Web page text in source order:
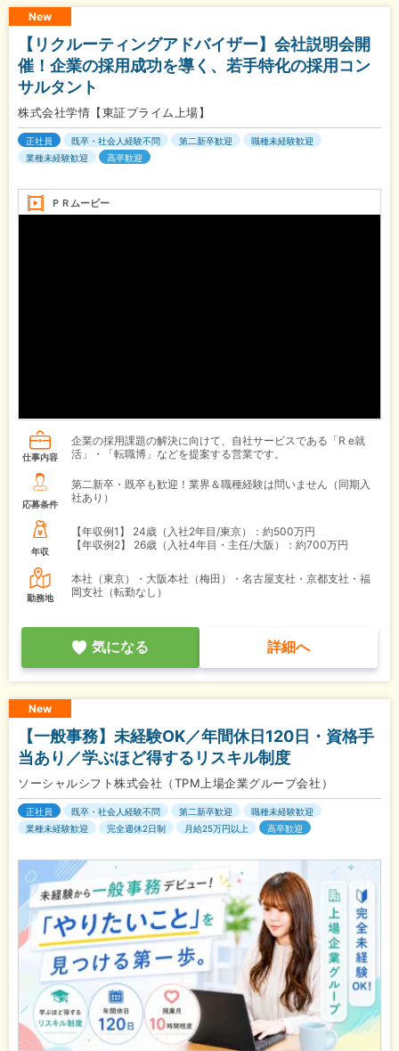
New
【リクルーティングアドバイザー】会社説明会開
催！企業の採用成功を導く、若手特化の採用コン
サルタント
株式会社学情【東証プライム上場】
正社員 既卒・社会人経験不問 第二新卒歓迎
職種未経験歓迎
業種未経験歓迎
高卒歓迎
ＰＲムービー
仕事内容
企業の採用課題の解決に向けて、自社サービスである「R e就
活」・「転職博」などを提案する営業です。
応募条件
第二新卒・既卒も歓迎！業界＆職種経験は問いません（同期入
社あり）
年収
【年収例1】
24歳（入社2年目/東京）：約500万円
【年収例2】
26歳（入社4年目・主任/大阪）：約700万円
勤務地
本社（東京）・大阪本社（梅田）・名古屋支社・京都支社・福
岡支社（転勤なし）
気になる 詳細へ
New
【一般事務】未経験OK／年間休日120日・資格手
当あり／学ぶほど得するリスキル制度
ソーシャルシフト株式会社（TPM上場企業グループ会社）
正社員 既卒・社会人経験不問 第二新卒歓迎
職種未経験歓迎
業種未経験歓迎
完全週休2日制 月給25万円以上 高卒歓迎